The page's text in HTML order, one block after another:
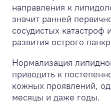
направления к
значит ранней
сосудистых катастроф
развития острого
Нормализация
приводить к
кожных проявлений,
месяцы и даже годы.